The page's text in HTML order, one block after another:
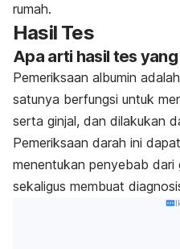
rumah.
Hasil Tes
Apa arti hasil tes
Pemeriksaan albumin
satunya berfungsi untuk
serta ginjal, dan dilakukan
Pemeriksaan darah ini
menentukan penyebab dari
sekaligus membuat